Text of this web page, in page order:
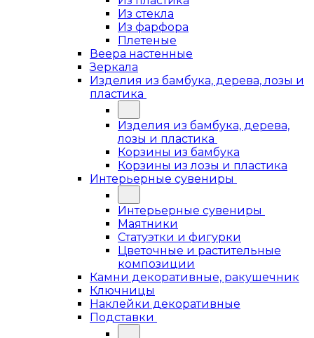
Из стекла
Из фарфора
Плетеные
Веера настенные
Зеркала
Изделия из бамбука, дерева, лозы и
пластика
Изделия из бамбука, дерева,
лозы и пластика
Корзины из бамбука
Корзины из лозы и пластика
Интерьерные сувениры
Интерьерные сувениры
Маятники
Статуэтки и фигурки
Цветочные и растительные
композиции
Камни декоративные, ракушечник
Ключницы
Наклейки декоративные
Подставки